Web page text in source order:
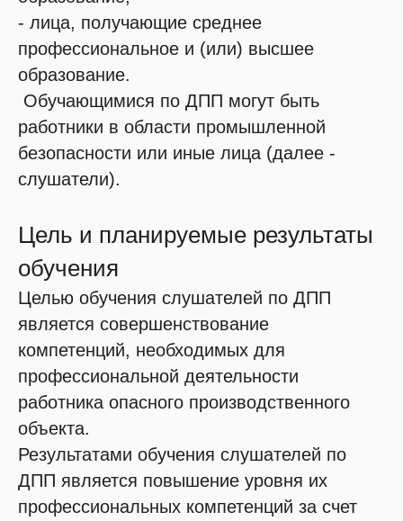
- лица, получающие среднее
профессиональное и (или) высшее
образование.
Обучающимися по ДПП могут быть
работники в области промышленной
безопасности или иные лица (далее -
слушатели).
Цель и планируемые результаты
обучения
Целью обучения слушателей по ДПП
является совершенствование
компетенций, необходимых для
профессиональной деятельности
работника опасного производственного
объекта.
Результатами обучения слушателей по
ДПП является повышение уровня их
профессиональных компетенций за счет